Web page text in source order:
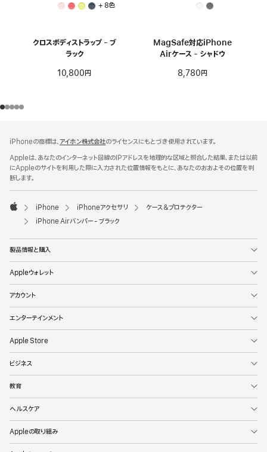
+ 8色
クロスボディストラップ - ブ
ラック
10,800円
MagSafe対応iPhone
Airケース - シャドウ
8,780円
タ
ー
脚
注
iPhoneの商標は、アイホン株式会社のライセンスにもとづき使用されています。
Appleは、あなたのインターネット回線のIPアドレスを地理的な区域と照合した結果、または以前
にAppleのサイトを利用した際に入力された位置情報をもとに、あなたのおおよその位置を判
断します。
iPhone iPhoneアクセサリ
ケース＆プロテクター
iPhone Airバンパー - ブラック
製品情報と購入
Appleウォレット
アカウント
エンターテインメント
Apple Store
ビジネス
教育
ヘルスケア
Appleの取り組み